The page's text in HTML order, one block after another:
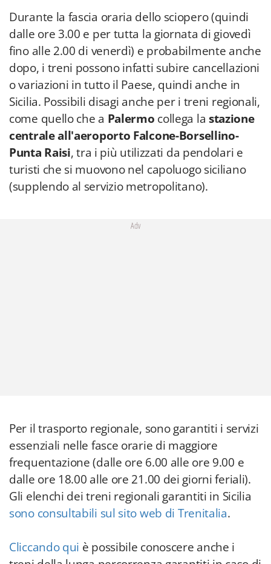
Durante la fascia oraria dello sciopero (quindi
dalle ore 3.00 e per tutta la giornata di giovedì
fino alle 2.00 di venerdì) e probabilmente anche
dopo, i treni possono infatti subire cancellazioni
o variazioni in tutto il Paese, quindi anche in
Sicilia. Possibili disagi anche per i treni regionali,
come quello che a Palermo collega la stazione
centrale all'aeroporto Falcone-Borsellino-
Punta Raisi, tra i più utilizzati da pendolari e
turisti che si muovono nel capoluogo siciliano
(supplendo al servizio metropolitano).
Adv
Per il trasporto regionale, sono garantiti i servizi
essenziali nelle fasce orarie di maggiore
frequentazione (dalle ore 6.00 alle ore 9.00 e
dalle ore 18.00 alle ore 21.00 dei giorni feriali).
Gli elenchi dei treni regionali garantiti in Sicilia
sono consultabili sul sito web di Trenitalia.
Cliccando qui è possibile conoscere anche i